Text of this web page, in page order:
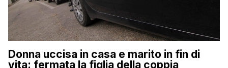
Donna uccisa in casa e marito in fin di
vita: fermata la figlia della coppia